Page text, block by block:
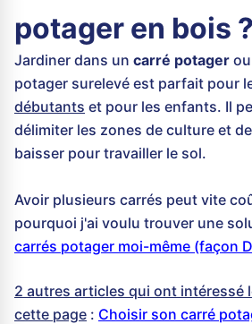
potager en bois ?
Jardiner dans un carré potager
potager surelevé est parfait pour
débutants et pour les enfants. Il
délimiter les zones de culture et
baisser pour travailler le sol.
Avoir plusieurs carrés peut vite
pourquoi j'ai voulu trouver une
carrés potager moi-même (façon
2 autres articles qui ont intéressé
cette page : Choisir son carré